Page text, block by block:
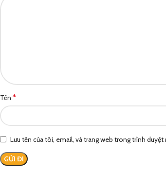
Tên *
Lưu tên của tôi, email, và trang web trong trình